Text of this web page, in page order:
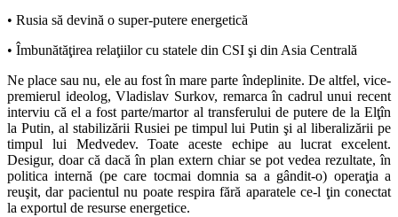
• Rusia să devină o super-putere energetică
• Îmbunătăţirea relaţiilor cu statele din CSI şi din Asia Centrală
Ne place sau nu, ele au fost în mare parte îndeplinite. De altfel, vice-
premierul ideolog, Vladislav Surkov, remarca în cadrul unui recent
interviu că el a fost parte/martor al transferului de putere de la Elţîn
la Putin, al stabilizării Rusiei pe timpul lui Putin şi al liberalizării pe
timpul lui Medvedev. Toate aceste echipe au lucrat excelent.
Desigur, doar că dacă în plan extern chiar se pot vedea rezultate, în
politica internă (pe care tocmai domnia sa a gândit-o) operaţia a
reuşit, dar pacientul nu poate respira fără aparatele ce-l ţin conectat
la exportul de resurse energetice.